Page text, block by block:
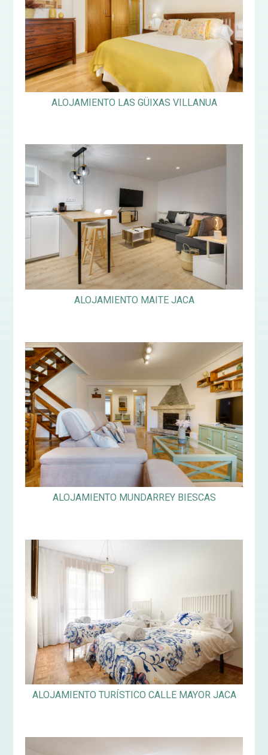
ALOJAMIENTO LAS GÜIXAS VILLANUA
ALOJAMIENTO MAITE JACA
ALOJAMIENTO MUNDARREY BIESCAS
ALOJAMIENTO TURÍSTICO CALLE MAYOR JACA